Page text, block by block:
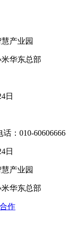
产业园
华东总部
日
：010-60606666
日
产业园
华东总部
作